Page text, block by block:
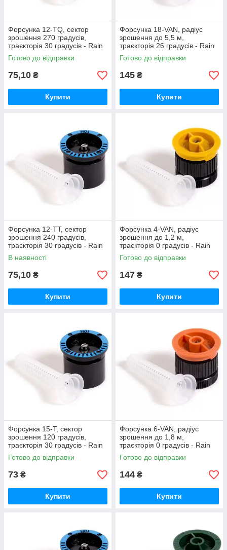
Форсунка 12-TQ, сектор
зрошення 270 градусів,
траєкторія 30 градусів - Rain
Bird
Готово до відправки
75,10 ₴
Купити
Форсунка 18-VAN, радіус
зрошення до 5,5 м,
траєкторія 26 градусів - Rain
Bird
Готово до відправки
145 ₴
Купити
Форсунка 12-TT, сектор
зрошення 240 градусів,
траєкторія 30 градусів - Rain
Bird
В наявності
75,10 ₴
Купити
Форсунка 4-VAN, радіус
зрошення до 1,2 м,
траєкторія 0 градусів - Rain
Bird
Готово до відправки
147 ₴
Купити
Форсунка 15-T, сектор
зрошення 120 градусів,
траєкторія 30 градусів - Rain
Bird
Готово до відправки
73 ₴
Купити
Форсунка 6-VAN, радіус
зрошення до 1,8 м,
траєкторія 0 градусів - Rain
Bird
Готово до відправки
144 ₴
Купити